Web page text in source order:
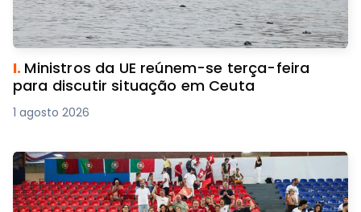
I. Ministros da UE reúnem-se terça-feira
para discutir situação em Ceuta
1 agosto 2026